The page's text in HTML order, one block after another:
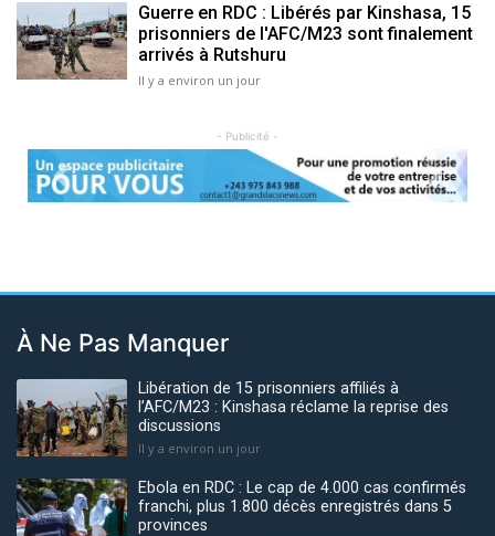
Guerre en RDC : Libérés par Kinshasa, 15
prisonniers de l'AFC/M23 sont finalement
arrivés à Rutshuru
Il y a environ un jour
- Publicité -
Previous Next
À Ne Pas Manquer
Libération de 15 prisonniers affiliés à
l’AFC/M23 : Kinshasa réclame la reprise des
discussions
Il y a environ un jour
Ebola en RDC : Le cap de 4.000 cas confirmés
franchi, plus 1.800 décès enregistrés dans 5
provinces